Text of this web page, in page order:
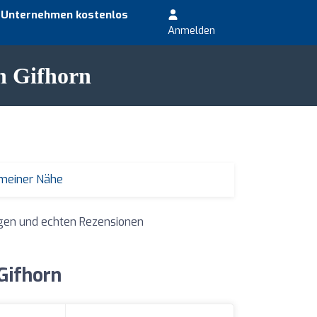
kostenlos
Anmelden
Gifhorn
Nähe
und echten Rezensionen